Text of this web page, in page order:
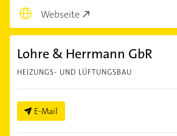
Webseite
Lohre & Herrmann GbR
HEIZUNGS- UND LÜFTUNGSBAU
E-Mail